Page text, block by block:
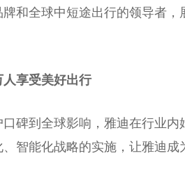
和全球中短途出行的领导者
享受美好出行
口碑到全球影响，雅迪在行业
智能化战略的实施，让雅迪成